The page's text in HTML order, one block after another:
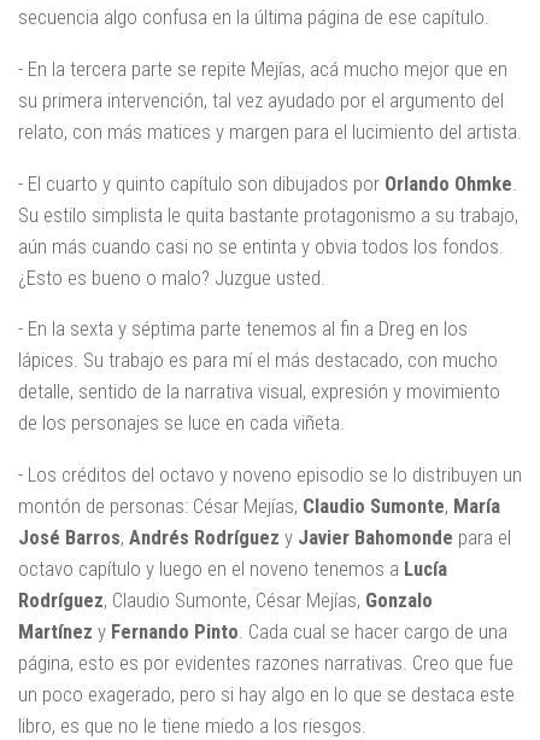
secuencia algo confusa en la última página de ese capítulo.
- En la tercera parte se repite Mejías, acá mucho mejor que en
su primera intervención, tal vez ayudado por el argumento del
relato, con más matices y margen para el lucimiento del artista.
- El cuarto y quinto capítulo son dibujados por Orlando Ohmke
Su estilo simplista le quita bastante protagonismo a su trabajo,
aún más cuando casi no se entinta y obvia todos los fondos.
¿Esto es bueno o malo? Juzgue usted.
- En la sexta y séptima parte tenemos al fin a Dreg en los
lápices. Su trabajo es para mí el más destacado, con mucho
detalle, sentido de la narrativa visual, expresión y movimiento
de los personajes se luce en cada viñeta.
- Los créditos del octavo y noveno episodio se lo distribuyen un
montón de personas: César Mejías, Claudio Sumonte, María
José Barros, Andrés Rodríguez y Javier Bahomonde para el
octavo capítulo y luego en el noveno tenemos a Lucía
Rodríguez, Claudio Sumonte, César Mejías, Gonzalo
Martínez y Fernando Pinto. Cada cual se hacer cargo de una
página, esto es por evidentes razones narrativas. Creo que fue
un poco exagerado, pero si hay algo en lo que se destaca este
libro, es que no le tiene miedo a los riesgos.